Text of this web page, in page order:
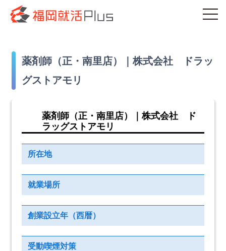
薬剤師（正・南里店）｜株式会社 ドラッ
グストアモリ
薬剤師（正・南里店）｜株式会社 ド
ラッグストアモリ
所在地
就業場所
創業設立年（西暦）
受動喫煙対策